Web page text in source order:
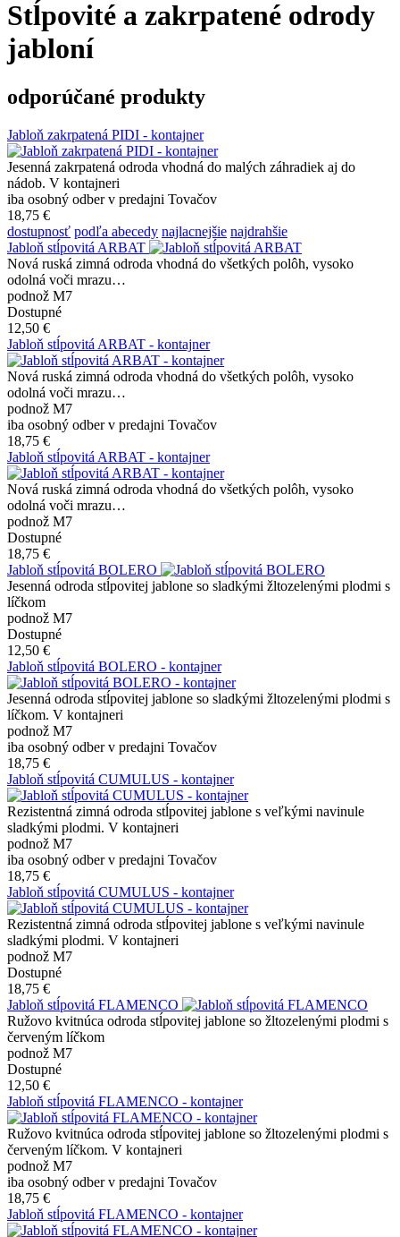
Stĺpovité a zakrpatené odrody
jabloní
odporúčané produkty
Jabloň zakrpatená PIDI - kontajner
Jesenná zakrpatená odroda vhodná do malých záhradiek aj do
nádob. V kontajneri
iba osobný odber v predajni Tovačov
18,75 €
dostupnosť podľa abecedy najlacnejšie najdrahšie
Jabloň stĺpovitá ARBAT
Nová ruská zimná odroda vhodná do všetkých polôh, vysoko
odolná voči mrazu…
podnož M7
Dostupné
12,50 €
Jabloň stĺpovitá ARBAT - kontajner
Nová ruská zimná odroda vhodná do všetkých polôh, vysoko
odolná voči mrazu…
podnož M7
iba osobný odber v predajni Tovačov
18,75 €
Jabloň stĺpovitá ARBAT - kontajner
Nová ruská zimná odroda vhodná do všetkých polôh, vysoko
odolná voči mrazu…
podnož M7
Dostupné
18,75 €
Jabloň stĺpovitá BOLERO
Jesenná odroda stĺpovitej jablone so sladkými žltozelenými plodmi s
líčkom
podnož M7
Dostupné
12,50 €
Jabloň stĺpovitá BOLERO - kontajner
Jesenná odroda stĺpovitej jablone so sladkými žltozelenými plodmi s
líčkom. V kontajneri
podnož M7
iba osobný odber v predajni Tovačov
18,75 €
Jabloň stĺpovitá CUMULUS - kontajner
Rezistentná zimná odroda stĺpovitej jablone s veľkými navinule
sladkými plodmi. V kontajneri
podnož M7
iba osobný odber v predajni Tovačov
18,75 €
Jabloň stĺpovitá CUMULUS - kontajner
Rezistentná zimná odroda stĺpovitej jablone s veľkými navinule
sladkými plodmi. V kontajneri
podnož M7
Dostupné
18,75 €
Jabloň stĺpovitá FLAMENCO
Ružovo kvitnúca odroda stĺpovitej jablone so žltozelenými plodmi s
červeným líčkom
podnož M7
Dostupné
12,50 €
Jabloň stĺpovitá FLAMENCO - kontajner
Ružovo kvitnúca odroda stĺpovitej jablone so žltozelenými plodmi s
červeným líčkom. V kontajneri
podnož M7
iba osobný odber v predajni Tovačov
18,75 €
Jabloň stĺpovitá FLAMENCO - kontajner